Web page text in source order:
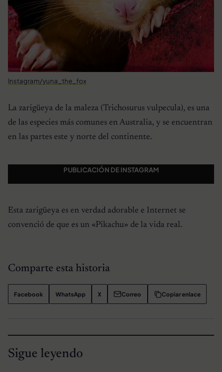
Instagram/yuna_the_fox
La zarigüeya de la maleza (Trichosurus vulpecula), es una
de las especies más comunes en Australia, y se encuentran
en las partes este y norte del continente.
PUBLICACIÓN DE INSTAGRAM
Esta zarigüeya es en verdad adorable e Internet se
convenció de que es un «Pikachu» de la vida real.
Comparte esta historia
Facebook WhatsApp X Correo Copiar enlace
Sigue leyendo